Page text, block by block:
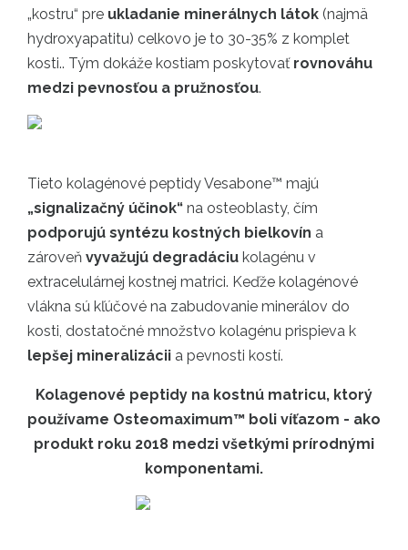
„kostru“ pre ukladanie minerálnych látok (najmä
hydroxyapatitu) celkovo je to 30-35% z komplet
kosti.. Tým dokáže kostiam poskytovať rovnováhu
medzi pevnosťou a pružnosťou.
Tieto kolagénové peptidy Vesabone™ majú
„signalizačný účinok“ na osteoblasty, čím
podporujú syntézu kostných bielkovín a
zároveň vyvažujú degradáciu kolagénu v
extracelulárnej kostnej matrici. Keďže kolagénové
vlákna sú kľúčové na zabudovanie minerálov do
kosti, dostatočné množstvo kolagénu prispieva k
lepšej mineralizácii a pevnosti kostí.
Kolagenové peptidy na kostnú matricu, ktorý
používame Osteomaximum™ boli víťazom - ako
produkt roku 2018 medzi všetkými prírodnými
komponentami.